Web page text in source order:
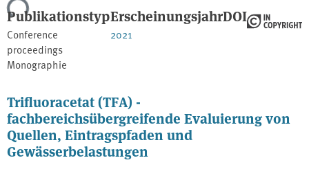
Publikationstyp
Conference
proceedings
Monographie
Erscheinungsjahr
2021
DOI
Trifluoracetat (TFA) -
fachbereichsübergreifende Evaluierung von
Quellen, Eintragspfaden und
Gewässerbelastungen